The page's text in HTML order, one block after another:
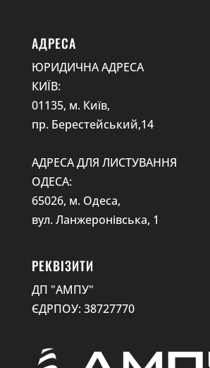
АДРЕСА
ЮРИДИЧНА АДРЕСА
КИЇВ:
01135, м. Київ,
пр. Берестейський,14
АДРЕСА ДЛЯ ЛИСТУВАННЯ
ОДЕСА:
65026, м. Одеса,
вул. Ланжеронівська, 1
РЕКВІЗИТИ
ДП "АМПУ"
ЄДРПОУ: 38727770